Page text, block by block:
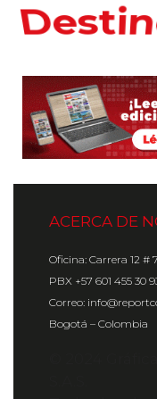
ACERCA DE
Oficina: Carrera 12 #
PBX +57 601 455 30
Correo:
Bogotá – Colombia